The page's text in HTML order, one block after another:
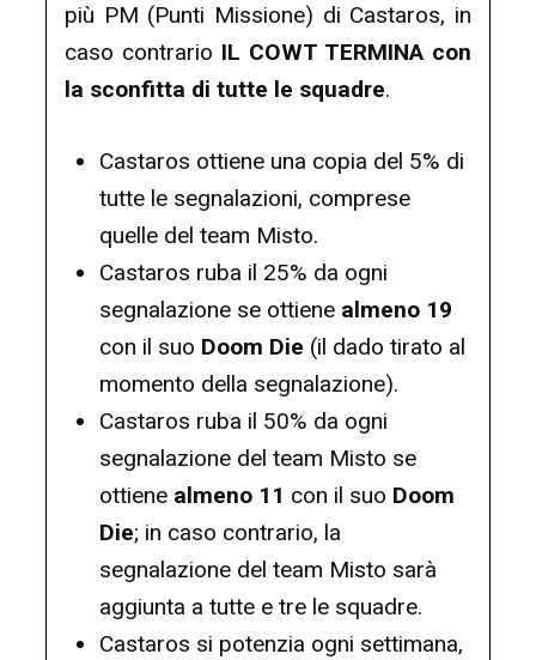
più PM (Punti Missione) di Castaros, in
caso contrario IL COWT TERMINA con
la sconfitta di tutte le squadre.
Castaros ottiene una copia del 5% di
tutte le segnalazioni, comprese
quelle del team Misto.
Castaros ruba il 25% da ogni
segnalazione se ottienealmeno 19
con il suo Doom Die (il dado tirato al
momento della segnalazione).
Castaros ruba il 50% da ogni
segnalazione del team Misto se
ottiene almeno 11 con il suo Doom
Die; in caso contrario, la
segnalazione del team Misto sarà
aggiunta a tutte e tre le squadre.
Castaros si potenzia ogni settimana,